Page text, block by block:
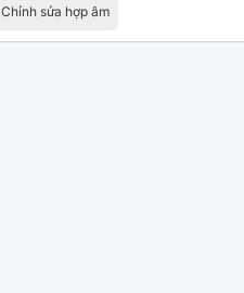
Chỉnh sửa hợp âm